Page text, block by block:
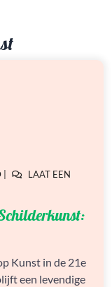
LAAT EEN
Kunst in de 21e
een levendige